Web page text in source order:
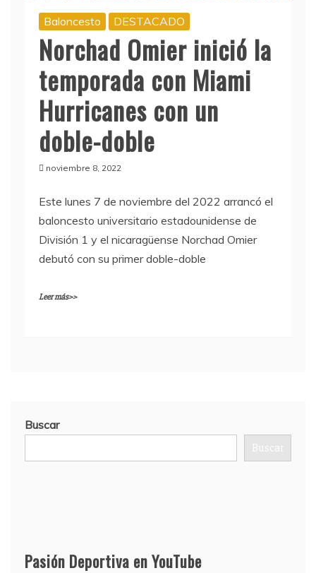
Baloncesto DESTACADO
Norchad Omier inició la
temporada con Miami
Hurricanes con un
doble-doble
noviembre 8, 2022
Este lunes 7 de noviembre del 2022 arrancó el
baloncesto universitario estadounidense de
División 1 y el nicaragüense Norchad Omier
debutó con su primer doble-doble
Leer más>>
Buscar
Buscar
Pasión Deportiva en YouTube